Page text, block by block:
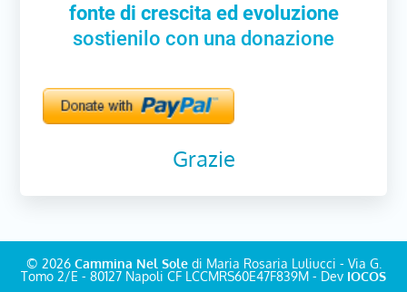
fonte di crescita ed evoluzione
sostienilo con una donazione
Grazie
© 2026 Cammina Nel Soledi Maria Rosaria Luliucci - Via G.
Tomo 2/E - 80127 Napoli CF LCCMRS60E47F839M - Dev IOCOS